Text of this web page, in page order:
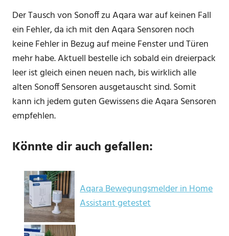
Der Tausch von Sonoff zu Aqara war auf keinen Fall
ein Fehler, da ich mit den Aqara Sensoren noch
keine Fehler in Bezug auf meine Fenster und Türen
mehr habe. Aktuell bestelle ich sobald ein dreierpack
leer ist gleich einen neuen nach, bis wirklich alle
alten Sonoff Sensoren ausgetauscht sind. Somit
kann ich jedem guten Gewissens die Aqara Sensoren
empfehlen.
Könnte dir auch gefallen:
Aqara Bewegungsmelder in Home
Assistant getestet